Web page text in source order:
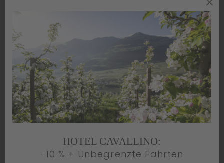
HOTEL CAVALLINO:
-10 % + Unbegrenzte Fahrten